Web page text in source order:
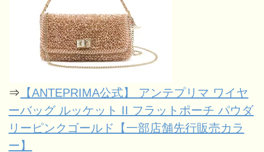
⇒
【ANTEPRIMA公式】 アンテプリマ ワイヤ
ーバッグ ルッケット II フラットポーチ パウダ
リーピンクゴールド【一部店舗先行販売カラ
ー】